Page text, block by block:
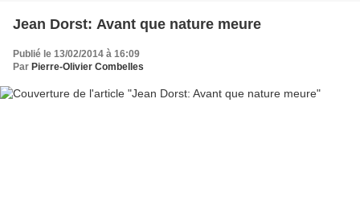
Jean Dorst: Avant que nature meure
Publié le 13/02/2014 à 16:09
Par Pierre-Olivier Combelles